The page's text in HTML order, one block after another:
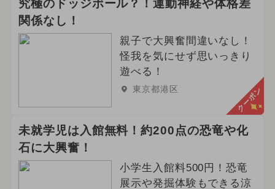
究極のドッジボール？！運動神経や体格差
関係なし！
親子で大興奮間違いなし！
怪我を気にせず思いっきり
遊べる！
東京都港区 クーポン
未就学児は入館無料！約200点の恐竜や化
石に大興奮！
小学生入館料500円！恐竜
展示や発掘体験もできる涼